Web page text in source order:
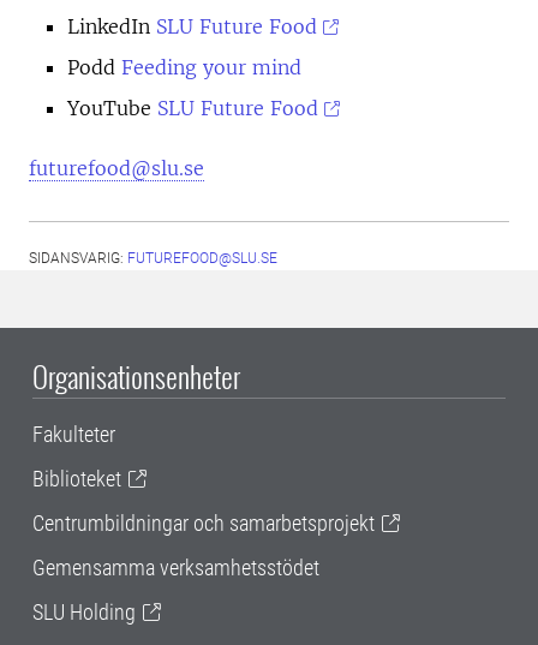
LinkedIn SLU Future Food
Podd Feeding your mind
YouTube SLU Future Food
futurefood@slu.se
SIDANSVARIG: FUTUREFOOD@SLU.SE
Organisationsenheter
Fakulteter
Biblioteket
Centrumbildningar och samarbetsprojekt
Gemensamma verksamhetsstödet
SLU Holding